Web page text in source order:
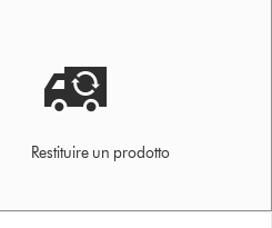
Restituire un prodotto